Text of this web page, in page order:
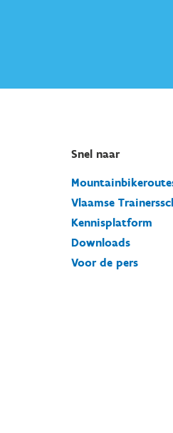
Snel naar
Vlaamse
Kennisplatform
Downloads
Voor de pers